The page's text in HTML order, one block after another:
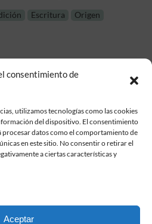
consentimiento de
utilizamos tecnologías como las cookies
del dispositivo. El consentimiento
procesar datos como el comportamiento de
en este sitio. No consentir o retirar el
a ciertas características y
Aceptar
Escritura
Origen
de Estudios Clásicos
107. Madrid, 28006.
© Fundación Pastor. Sitio web